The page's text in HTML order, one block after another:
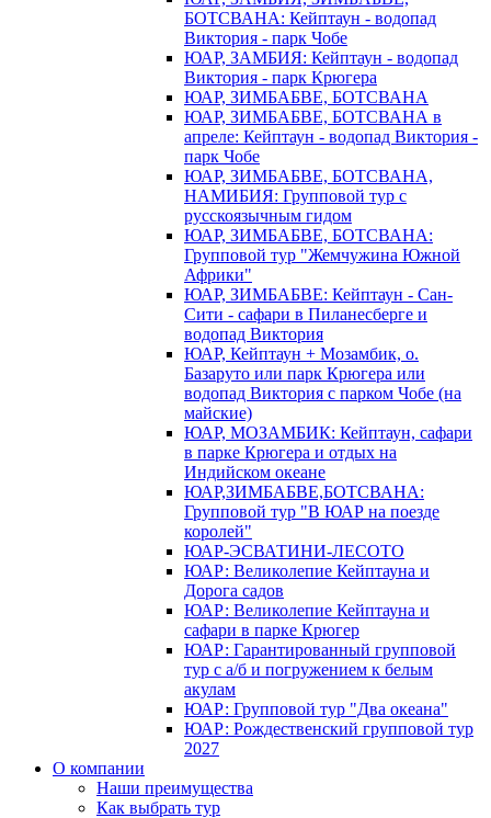
БОТСВАНА: Кейптаун - водопад
Виктория - парк Чобе
ЮАР, ЗАМБИЯ: Кейптаун - водопад
Виктория - парк Крюгера
ЮАР, ЗИМБАБВЕ, БОТСВАНА
ЮАР, ЗИМБАБВЕ, БОТСВАНА в
апреле: Кейптаун - водопад Виктория -
парк Чобе
ЮАР, ЗИМБАБВЕ, БОТСВАНА,
НАМИБИЯ: Групповой тур с
русскоязычным гидом
ЮАР, ЗИМБАБВЕ, БОТСВАНА:
Групповой тур "Жемчужина Южной
Африки"
ЮАР, ЗИМБАБВЕ: Кейптаун - Сан-
Сити - сафари в Пиланесберге и
водопад Виктория
ЮАР, Кейптаун + Мозамбик, о.
Базаруто или парк Крюгера или
водопад Виктория с парком Чобе (на
майские)
ЮАР, МОЗАМБИК: Кейптаун, сафари
в парке Крюгера и отдых на
Индийском океане
ЮАР,ЗИМБАБВЕ,БОТСВАНА:
Групповой тур "В ЮАР на поезде
королей"
ЮАР-ЭСВАТИНИ-ЛЕСОТО
ЮАР: Великолепие Кейптауна и
Дорога садов
ЮАР: Великолепие Кейптауна и
сафари в парке Крюгер
ЮАР: Гарантированный групповой
тур с а/б и погружением к белым
акулам
ЮАР: Групповой тур "Два океана"
ЮАР: Рождественский групповой тур
2027
О компании
Наши преимущества
Как выбрать тур